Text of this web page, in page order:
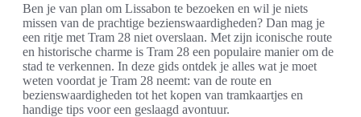
Ben je van plan om Lissabon te bezoeken en wil je niets
missen van de prachtige bezienswaardigheden? Dan mag je
een ritje met Tram 28 niet overslaan. Met zijn iconische route
en historische charme is Tram 28 een populaire manier om de
stad te verkennen. In deze gids ontdek je alles wat je moet
weten voordat je Tram 28 neemt: van de route en
bezienswaardigheden tot het kopen van tramkaartjes en
handige tips voor een geslaagd avontuur.